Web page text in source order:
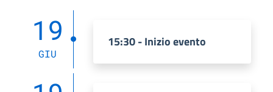
19
GIU
15:30 - Inizio evento